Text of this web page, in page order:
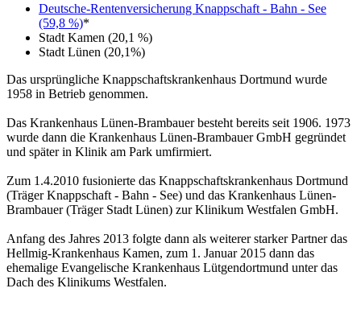
Deutsche-Rentenversicherung Knappschaft - Bahn - See
(59,8 %)*
Stadt Kamen (20,1 %)
Stadt Lünen (20,1%)
Das ursprüngliche Knappschaftskrankenhaus Dortmund wurde
1958 in Betrieb genommen.
Das Krankenhaus Lünen-Brambauer besteht bereits seit 1906. 1973
wurde dann die Krankenhaus Lünen-Brambauer GmbH gegründet
und später in Klinik am Park umfirmiert.
Zum 1.4.2010 fusionierte das Knappschaftskrankenhaus Dortmund
(Träger Knappschaft - Bahn - See) und das Krankenhaus Lünen-
Brambauer (Träger Stadt Lünen) zur Klinikum Westfalen GmbH.
Anfang des Jahres 2013 folgte dann als weiterer starker Partner das
Hellmig-Krankenhaus Kamen, zum 1. Januar 2015 dann das
ehemalige Evangelische Krankenhaus Lütgendortmund unter das
Dach des Klinikums Westfalen.